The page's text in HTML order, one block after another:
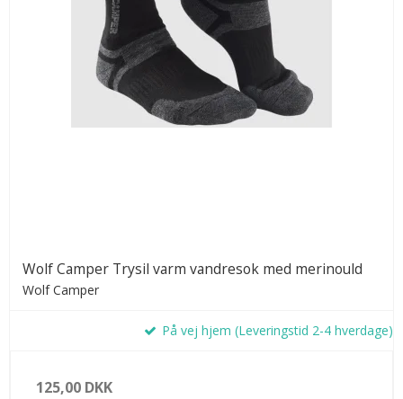
Wolf Camper Trysil varm vandresok med merinould
Wolf Camper
På vej hjem (Leveringstid 2-4 hverdage)
125,00 DKK